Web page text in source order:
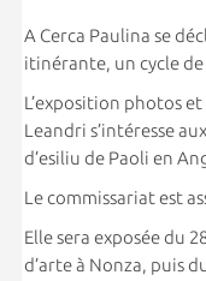
A Cerca Paulina se
itinérante, un cycle
L’exposition photos
Leandri s’intéresse
d’esiliu de Paoli en
Le commissariat est
Elle sera exposée du
d’arte à Nonza, puis